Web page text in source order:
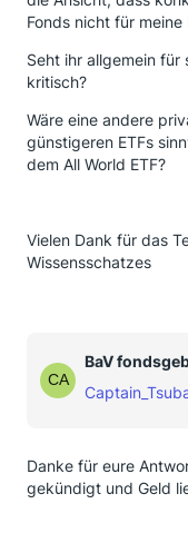
Fonds nicht für
Seht ihr allgemein für
kritisch?
Wäre eine andere
günstigeren ETFs
dem All World ETF?
Vielen Dank für das
Wissensschatzes
BaV
Danke für eure
gekündigt und Geld